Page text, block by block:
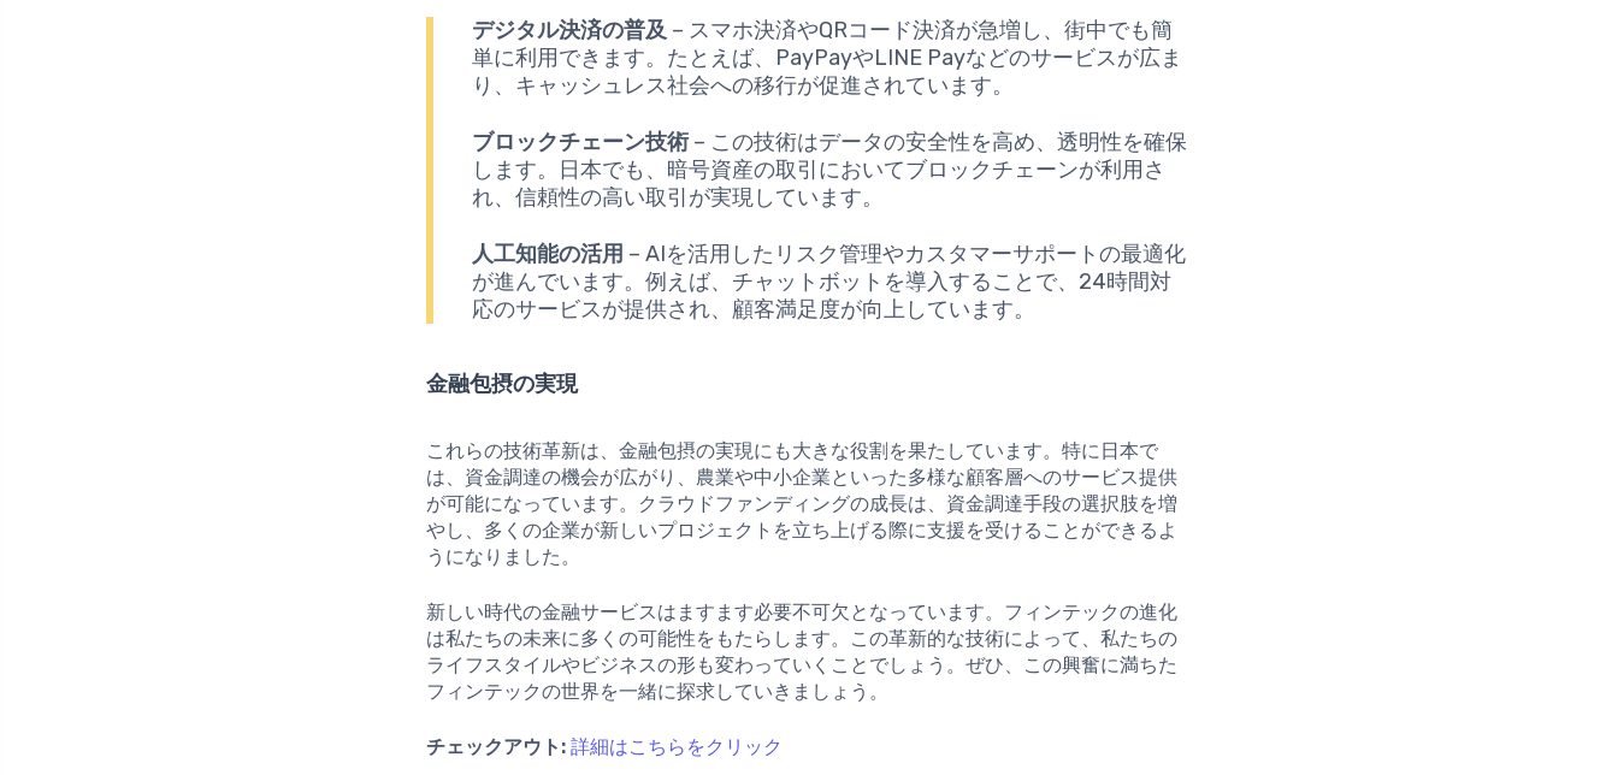
デジタル決済の普及 – スマホ決済やQRコード決済が急増し、街中でも簡
単に利用できます。たとえば、PayPayやLINE Payなどのサービスが広ま
り、キャッシュレス社会への移行が促進されています。
ブロックチェーン技術 – この技術はデータの安全性を高め、透明性を確保
します。日本でも、暗号資産の取引においてブロックチェーンが利用さ
れ、信頼性の高い取引が実現しています。
人工知能の活用 – AIを活用したリスク管理やカスタマーサポートの最適化
が進んでいます。例えば、チャットボットを導入することで、24時間対
応のサービスが提供され、顧客満足度が向上しています。
金融包摂の実現
これらの技術革新は、金融包摂の実現にも大きな役割を果たしています。特に日本で
は、資金調達の機会が広がり、農業や中小企業といった多様な顧客層へのサービス提供
が可能になっています。クラウドファンディングの成長は、資金調達手段の選択肢を増
やし、多くの企業が新しいプロジェクトを立ち上げる際に支援を受けることができるよ
うになりました。
新しい時代の金融サービスはますます必要不可欠となっています。フィンテックの進化
は私たちの未来に多くの可能性をもたらします。この革新的な技術によって、私たちの
ライフスタイルやビジネスの形も変わっていくことでしょう。ぜひ、この興奮に満ちた
フィンテックの世界を一緒に探求していきましょう。
チェックアウト: 詳細はこちらをクリック